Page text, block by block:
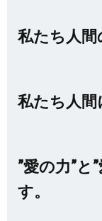
私たち人間
私たち人間
”愛の力”と
す。